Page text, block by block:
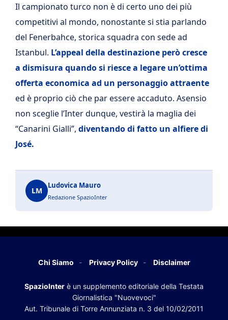
Il campionato turco non è di certo uno dei più
competitivi al mondo, nonostante si stia parlando
del Fenerbahce, storica squadra con sede ad
Istanbul. L’appeal della destinazione però cresce
a dismisura quando si riesce a legare un’ottima
offerta economica ad un personaggio attraente
ed è proprio ciò che par essere accaduto. Asensio
non sceglie l’Inter dunque, vestirà la maglia dei
“Canarini Gialli”, diventando di fatto un alfiere di
José.
LM
Ludovica Mauro
Redazione SpazioInter
Chi Siamo Privacy Policy Disclaimer
SpazioInter è un supplemento editoriale della Testata
Giornalistica "Nuovevoci"
Aut. Tribunale di Torre Annunziata n. 3 del 10/02/2011